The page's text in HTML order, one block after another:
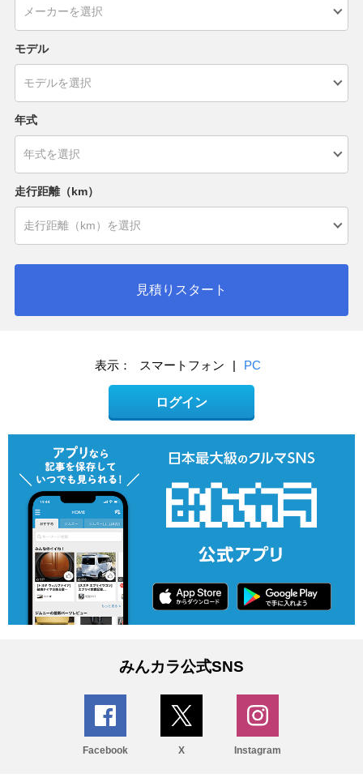
モデル
年式
走行距離（km）
見積りスタート
表示： スマートフォン | PC
ログイン
みんカラ公式SNS
Facebook X Instagram